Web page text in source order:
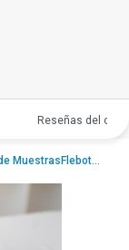
Reseñas del
Venopunción y...